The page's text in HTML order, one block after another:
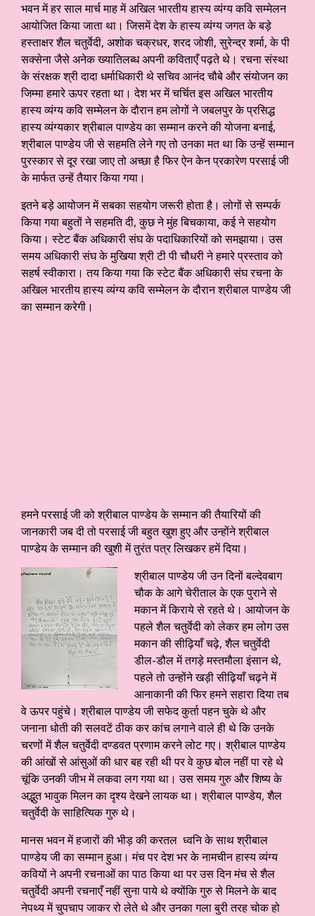
भवन में हर साल मार्च माह में अखिल भारतीय हास्य व्यंग्य कवि सम्मेलन
आयोजित किया जाता था। जिसमें देश के हास्य व्यंग्य जगत के बड़े
हस्ताक्षर शैल चतुर्वेदी, अशोक चक्रधर, शरद जोशी, सुरेन्द्र शर्मा, के पी
सक्सेना जैसे अनेक ख्यातिलब्ध अपनी कविताएँ पढ़ते थे। रचना संस्था
के संरक्षक श्री दादा धर्माधिकारी थे सचिव आनंद चौबे और संयोजन का
जिम्मा हमारे ऊपर रहता था। देश भर में चर्चित इस अखिल भारतीय
हास्य व्यंग्य कवि सम्मेलन के दौरान हम लोगों ने जबलपुर के प्रसिद्ध
हास्य व्यंग्यकार श्रीबाल पाण्डेय का सम्मान करने की योजना बनाई,
श्रीबाल पाण्डेय जी से सहमति लेने गए तो उनका मत था कि उन्हें सम्मान
पुरस्कार से दूर रखा जाए तो अच्छा है फिर ऐन केन प्रकारेण परसाई जी
के मार्फत उन्हें तैयार किया गया।
इतने बड़े आयोजन में सबका सहयोग जरूरी होता है। लोगों से सम्पर्क
किया गया बहुतों ने सहमति दी, कुछ ने मुंह बिचकाया, कई ने सहयोग
किया। स्टेट बैंक अधिकारी संघ के पदाधिकारियों को समझाया। उस
समय अधिकारी संघ के मुखिया श्री टी पी चौधरी ने हमारे प्रस्ताव को
सहर्ष स्वीकारा। तय किया गया कि स्टेट बैंक अधिकारी संघ रचना के
अखिल भारतीय हास्य व्यंग्य कवि सम्मेलन के दौरान श्रीबाल पाण्डेय जी
का सम्मान करेगी।
हमने परसाई जी को श्रीबाल पाण्डेय के सम्मान की तैयारियों की
जानकारी जब दी तो परसाई जी बहुत खुश हुए और उन्होंने श्रीबाल
पाण्डेय के सम्मान की खुशी में तुरंत पत्र लिखकर हमें दिया।
श्रीबाल पाण्डेय जी उन दिनों बल्देवबाग
चौक के आगे चेरीताल के एक पुराने से
मकान में किराये से रहते थे। आयोजन के
पहले शैल चतुर्वेदी को लेकर हम लोग उस
मकान की सीढ़ियाँ चढ़े, शैल चतुर्वेदी
डील-डौल में तगड़े मस्तमौला इंसान थे,
पहले तो उन्होंने खड़ी सीढ़ियाँ चढ़ने में
आनाकानी की फिर हमने सहारा दिया तब
वे ऊपर पहुंचे। श्रीबाल पाण्डेय जी सफेद कुर्ता पहन चुके थे और
जनाना धोती की सलवटें ठीक कर कांच लगाने वाले ही थे कि उनके
चरणों में शैल चतुर्वेदी दण्डवत प्रणाम करने लोट गए। श्रीबाल पाण्डेय
की आंखों से आंसुओं की धार बह रही थी पर वे कुछ बोल नहीं पा रहे थे
चूंकि उनकी जीभ में लकवा लग गया था। उस समय गुरु और शिष्य के
अद्भुत भावुक मिलन का दृश्य देखने लायक था। श्रीबाल पाण्डेय, शैल
चतुर्वेदी के साहित्यिक गुरु थे।
मानस भवन में हजारों की भीड़ की करतल ध्वनि के साथ श्रीबाल
पाण्डेय जी का सम्मान हुआ। मंच पर देश भर के नामचीन हास्य व्यंग्य
कवियों ने अपनी रचनाओं का पाठ किया था पर उस दिन मंच से शैल
चतुर्वेदी अपनी रचनाएँ नहीं सुना पाये थे क्योंकि गुरु से मिलने के बाद
नेपथ्य में चुपचाप जाकर रो लेते थे और उनका गला बुरी तरह चोक हो